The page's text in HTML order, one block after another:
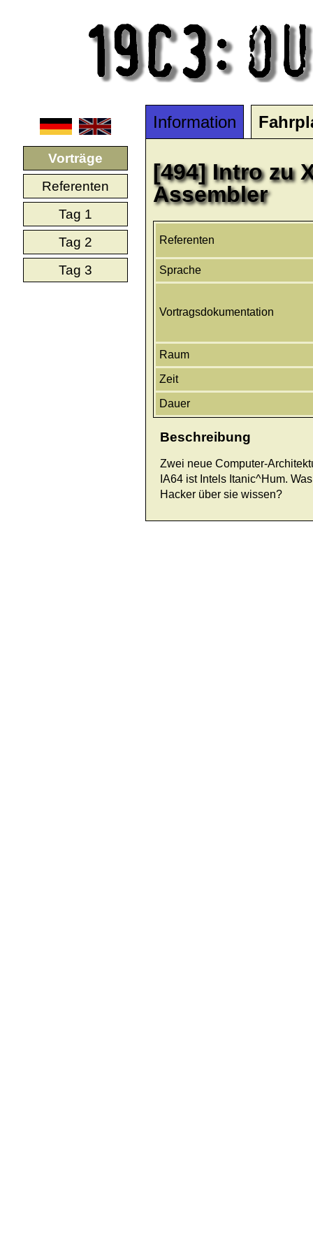
Vorträge
Referenten
Tag 1
Tag 2
Tag 3
Information
[494] Intro zu
Assembler
Referenten
Sprache
Vortragsdokumentation
Raum
Zeit
Dauer
Beschreibung
Zwei neue Computer-
IA64 ist Intels Itanic^Hum.
Hacker über sie wissen?